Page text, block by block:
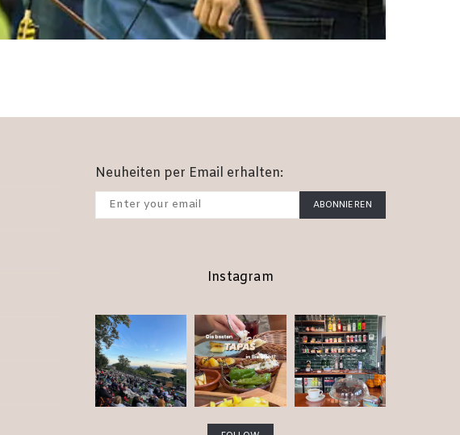
Neuheiten per Email erhalten:
ABONNIEREN
Instagram